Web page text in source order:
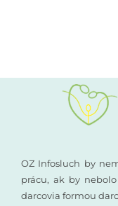
Rané poradenstvo
Vzdelávanie
OZ Infosluch by
prácu, ak by
darcovia formou